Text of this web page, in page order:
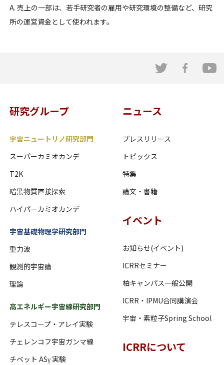
A. 売上の一部は、若手研究者の雇用や研究環境の整備など、研究
所の運営資金として使われます。
研究グループ
宇宙ニュートリノ研究部門
スーパーカミオカンデ
T2K
暗黒物質直接探索
ハイパーカミオカンデ
宇宙基礎物理学研究部門
重力波
観測的宇宙論
理論
高エネルギー宇宙線研究部門
テレスコープ・アレイ実験
チェレンコフ宇宙ガンマ線
チベット ASγ 実験
ニュース
プレスリリース
トピックス
特集
論文・書籍
イベント
お知らせ(イベント)
ICRRセミナー
柏キャンパス一般公開
ICRR・IPMU合同講演会
宇宙・素粒子Spring School
ICRRについて